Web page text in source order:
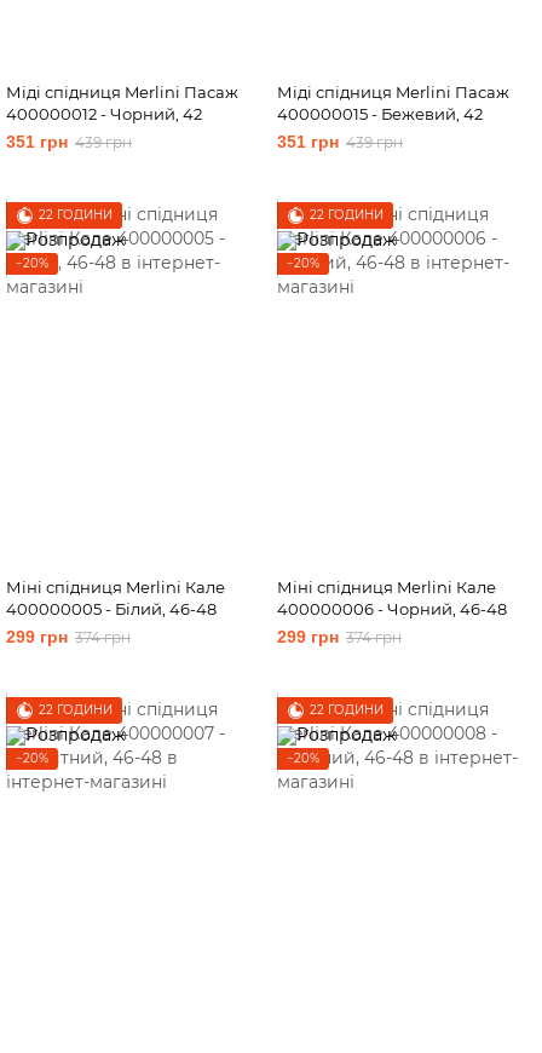
Міді спідниця Merlini Пасаж
400000012 - Чорний, 42
351 грн 439 грн
Міді спідниця Merlini Пасаж
400000015 - Бежевий, 42
351 грн 439 грн
22 ГОДИНИ
−20%
Міні спідниця Merlini Кале
400000005 - Білий, 46-48
299 грн 374 грн
22 ГОДИНИ
−20%
Міні спідниця Merlini Кале
400000006 - Чорний, 46-48
299 грн 374 грн
22 ГОДИНИ
−20%
22 ГОДИНИ
−20%